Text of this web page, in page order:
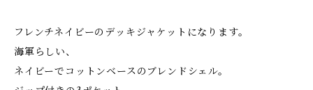
フレンチネイビーのデッキジャケットになります。
海軍らしい、
ネイビーでコットンベースのブレンドシェル。